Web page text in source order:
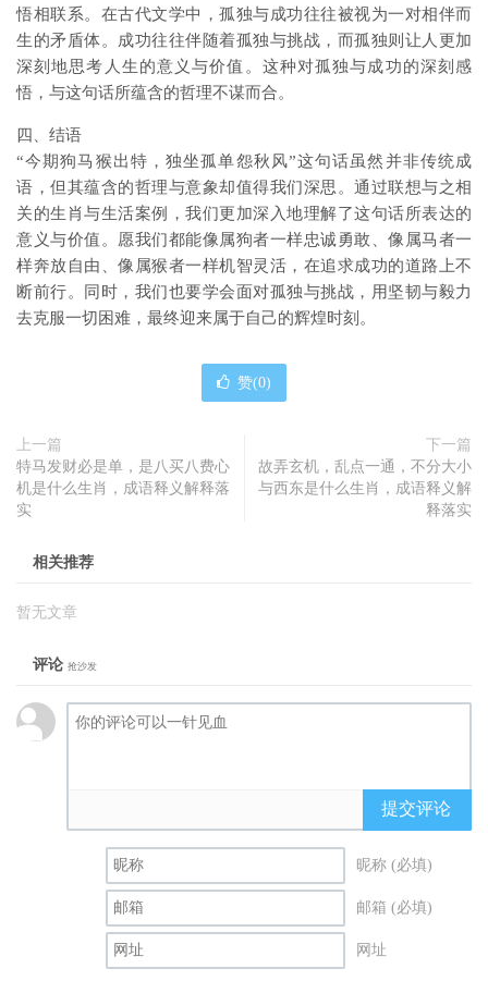
悟相联系。在古代文学中，孤独与成功往往被视为一对相伴而
生的矛盾体。成功往往伴随着孤独与挑战，而孤独则让人更加
深刻地思考人生的意义与价值。这种对孤独与成功的深刻感
悟，与这句话所蕴含的哲理不谋而合。
四、结语
“今期狗马猴出特，独坐孤单怨秋风”这句话虽然并非传统成
语，但其蕴含的哲理与意象却值得我们深思。通过联想与之相
关的生肖与生活案例，我们更加深入地理解了这句话所表达的
意义与价值。愿我们都能像属狗者一样忠诚勇敢、像属马者一
样奔放自由、像属猴者一样机智灵活，在追求成功的道路上不
断前行。同时，我们也要学会面对孤独与挑战，用坚韧与毅力
去克服一切困难，最终迎来属于自己的辉煌时刻。
赞(0)
上一篇
特马发财必是单，是八买八费心
机是什么生肖，成语释义解释落
实
下一篇
故弄玄机，乱点一通，不分大小
与西东是什么生肖，成语释义解
释落实
相关推荐
暂无文章
评论 抢沙发
提交评论
昵称 (必填)
邮箱 (必填)
网址